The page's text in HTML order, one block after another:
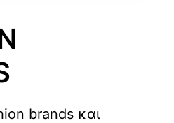
brands και